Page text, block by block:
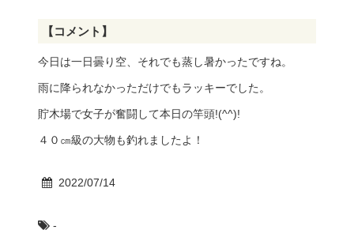
【コメント】
今日は一日曇り空、それでも蒸し暑かったですね。
雨に降られなかっただけでもラッキーでした。
貯木場で女子が奮闘して本日の竿頭!(^^)!
４０㎝級の大物も釣れましたよ！
2022/07/14
-